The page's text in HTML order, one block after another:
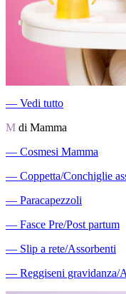
― Vedi tutto
M di Mamma
― Cosmesi Mamma
― Coppetta/Conchiglie
― Paracapezzoli
― Fasce Pre/Post partum
― Slip a rete/Assorbenti
― Reggiseni gravidanza/